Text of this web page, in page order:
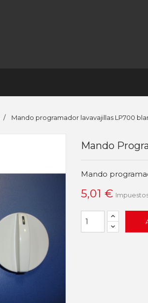
Mando programador lavavajillas LP700
Mando
Mando
5,01 €